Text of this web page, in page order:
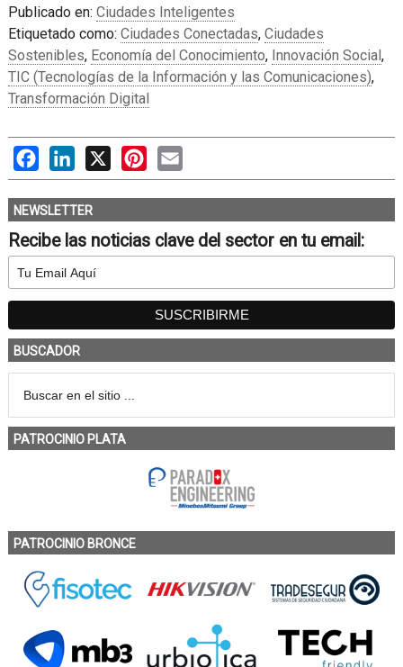
Publicado en: Ciudades Inteligentes
Etiquetado como: Ciudades Conectadas, Ciudades
Sostenibles, Economía del Conocimiento, Innovación Social,
TIC (Tecnologías de la Información y las Comunicaciones),
Transformación Digital
FacebookLinkedIn
X PinterestEmail
NEWSLETTER
Recibe las noticias clave del sector en tu email:
BUSCADOR
PATROCINIO PLATA
PATROCINIO BRONCE